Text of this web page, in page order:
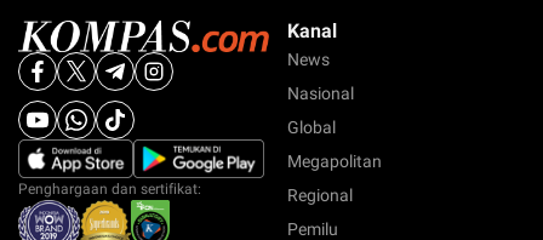
Penghargaan dan sertifikat:
Kanal
News
Nasional
Global
Megapolitan
Regional
Pemilu